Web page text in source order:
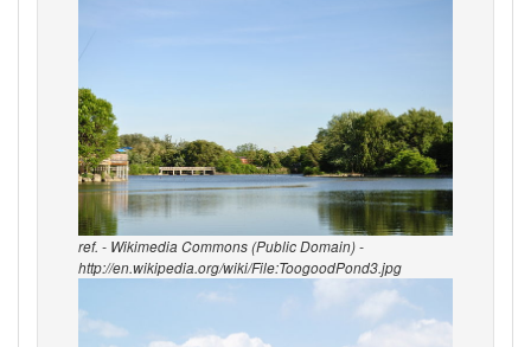
ref. - Wikimedia Commons (Public Domain) -
http://en.wikipedia.org/wiki/File:ToogoodPond3.jpg